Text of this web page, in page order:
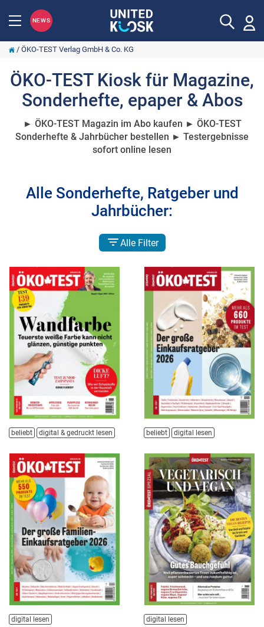
NEWS
/ ÖKO-TEST Verlag GmbH & Co. KG
ÖKO-TEST Kiosk für Magazine,
Sonderhefte, epaper & Abos
► ÖKO-TEST Magazin im Abo kaufen ► ÖKO-TEST
Sonderhefte & Jahrbücher bestellen ► Testergebnisse
sofort online lesen
Alle Sonderhefte, Ratgeber und
Jahrbücher:
Alle Filter
beliebt digital & gedruckt lesen beliebt digital lesen
digital lesen digital lesen